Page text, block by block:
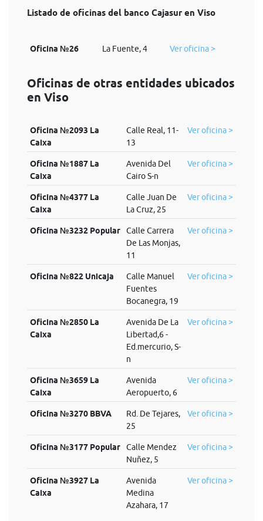
Listado de oficinas del banco Cajasur en Viso
Oficina №26 La Fuente, 4 Ver oficina >
Oficinas de otras entidades ubicados
en Viso
Oficina №2093 La
Caixa
Calle Real, 11-
13
Ver oficina >
Oficina №1887 La
Caixa
Avenida Del
Cairo S-n
Ver oficina >
Oficina №4377 La
Caixa
Calle Juan De
La Cruz, 25
Ver oficina >
Oficina №3232 Popular
Calle Carrera
De Las Monjas,
11
Ver oficina >
Oficina №822 Unicaja
Calle Manuel
Fuentes
Bocanegra, 19
Ver oficina >
Oficina №2850 La
Caixa
Avenida De La
Libertad,6 -
Ed.mercurio, S-
n
Ver oficina >
Oficina №3659 La
Caixa
Avenida
Aeropuerto, 6
Ver oficina >
Oficina №3270 BBVA
Rd. De Tejares,
25
Ver oficina >
Oficina №3177 Popular
Calle Mendez
Nuñez, 5
Ver oficina >
Oficina №3927 La
Caixa
Avenida
Medina
Azahara, 17
Ver oficina >